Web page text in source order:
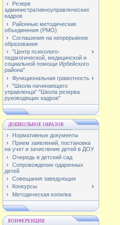
Резерв
административноуправлнческих
кадров
Районные методические
объединения (РМО)
Соглашения на непрерывное
образования
"Центр психолого-
педагогической, медицинской и
социальной помощи Ирбейского
района"
Функциональная грамотность
"Школа начинающего
управленца" "Школа резерва
руководящих кадров"
ДОШКОЛЬНОЕ ОБРАЗОВ
Нормативные документы
Прием заявлений, постановка
на учет и зачисление детей в ДОУ
Очередь в детский сад
Сопровождение одаренных
детей
Совещания заведующих
Конкурсы
Методическая копилка
КОНФЕРЕНЦИИ